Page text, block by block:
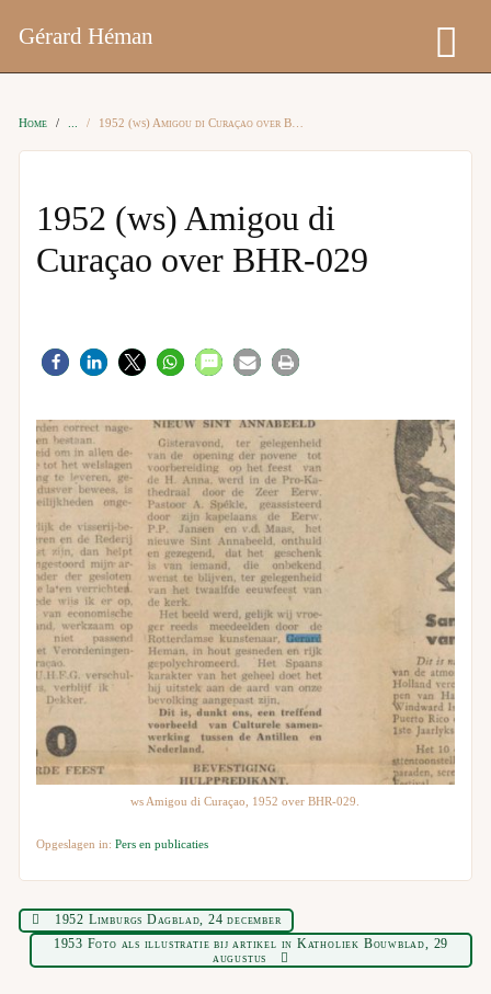
Gérard Héman
Home 1952 (ws) Amigou di Curaçao over BHR-029
1952 (ws) Amigou di
Curaçao over BHR-029
ws Amigou di Curaçao, 1952 over BHR-029.
Opgeslagen in:Pers en publicaties
1952 Limburgs Dagblad, 24 december
1953 Foto als illustratie bij artikel in Katholiek Bouwblad, 29
augustus